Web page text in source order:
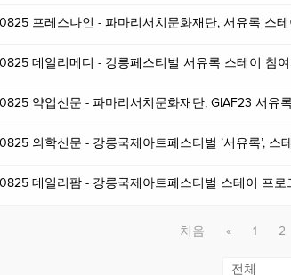
프레스나인 - 파마리서치문화재단, 서유록 스
데일리메디 - 강릉페스티벌 서유록 스테이 참
약업신문 - 파마리서치문화재단, GIAF23 서유
의학신문 - 강릉국제아트페스티벌 ’서유록’, 스
데일리팜 - 강릉국제아트페스티벌 스테이 프로
처음 « 1 2